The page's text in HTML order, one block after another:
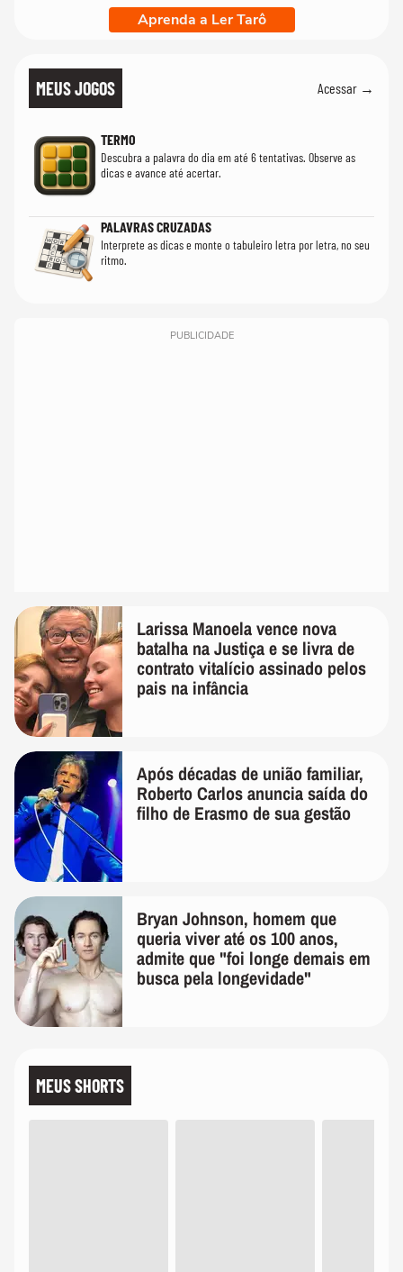
Aprenda a Ler Tarô
MEUS JOGOS Acessar →
TERMO
Descubra a palavra do dia em até 6 tentativas. Observe as
dicas e avance até acertar.
PALAVRAS CRUZADAS
Interprete as dicas e monte o tabuleiro letra por letra, no seu
ritmo.
PUBLICIDADE
Larissa Manoela vence nova
batalha na Justiça e se livra de
contrato vitalício assinado pelos
pais na infância
Após décadas de união familiar,
Roberto Carlos anuncia saída do
filho de Erasmo de sua gestão
Bryan Johnson, homem que
queria viver até os 100 anos,
admite que "foi longe demais em
busca pela longevidade"
MEUS SHORTS